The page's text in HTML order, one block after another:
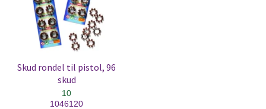
Skud rondel til pistol, 96
skud
10
1046120